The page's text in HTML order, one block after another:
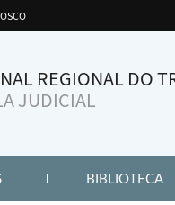
REGIONAL DO
JUDICIAL
(ABRE PAINEL DE LINKS)
BIBLIOTECA